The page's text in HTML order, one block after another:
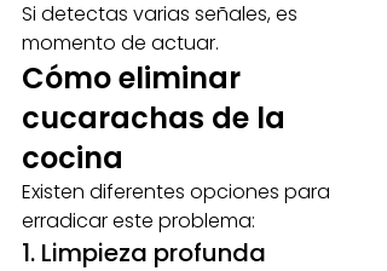
Si detectas varias señales, es
momento de actuar.
Cómo eliminar
cucarachas de la
cocina
Existen diferentes opciones para
erradicar este problema:
1. Limpieza profunda